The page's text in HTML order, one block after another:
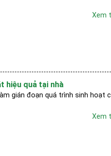
Xem
hiệu quả tại nhà
gián đoạn quá trình sinh hoạt
Xem